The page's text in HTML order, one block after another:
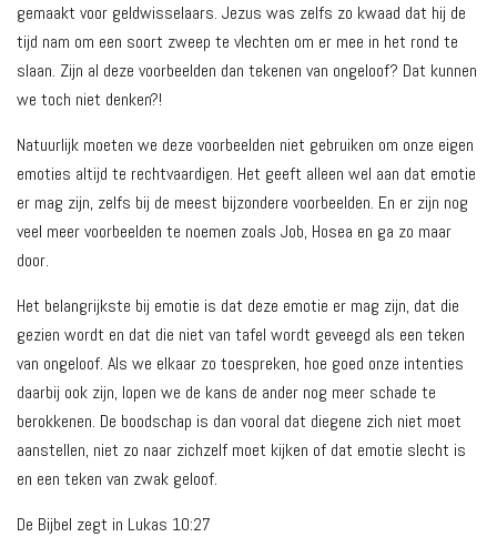
gemaakt voor geldwisselaars. Jezus was zelfs zo kwaad dat hij de
tijd nam om een soort zweep te vlechten om er mee in het rond te
slaan. Zijn al deze voorbeelden dan tekenen van ongeloof? Dat kunnen
we toch niet denken?!
Natuurlijk moeten we deze voorbeelden niet gebruiken om onze eigen
emoties altijd te rechtvaardigen. Het geeft alleen wel aan dat emotie
er mag zijn, zelfs bij de meest bijzondere voorbeelden. En er zijn nog
veel meer voorbeelden te noemen zoals Job, Hosea en ga zo maar
door.
Het belangrijkste bij emotie is dat deze emotie er mag zijn, dat die
gezien wordt en dat die niet van tafel wordt geveegd als een teken
van ongeloof. Als we elkaar zo toespreken, hoe goed onze intenties
daarbij ook zijn, lopen we de kans de ander nog meer schade te
berokkenen. De boodschap is dan vooral dat diegene zich niet moet
aanstellen, niet zo naar zichzelf moet kijken of dat emotie slecht is
en een teken van zwak geloof.
De Bijbel zegt in Lukas 10:27